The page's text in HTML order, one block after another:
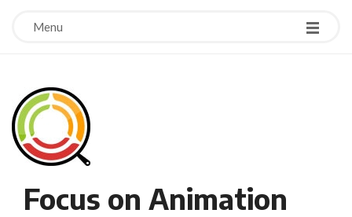
Menu
Focus on Animation